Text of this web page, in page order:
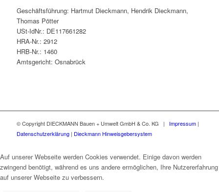
Geschäftsführung: Hartmut Dieckmann, Hendrik Dieckmann,
Thomas Pötter
USt-IdNr.: DE117661282
HRA-Nr.: 2912
HRB-Nr.: 1460
Amtsgericht: Osnabrück
© Copyright DIECKMANN Bauen + Umwelt GmbH & Co. KG | Impressum|
Datenschutzerklärung| Dieckmann Hinweisgebersystem
Auf unserer Webseite werden Cookies verwendet. Einige davon werden
zwingend benötigt, während es uns andere ermöglichen, Ihre Nutzererfahrung
auf unserer Webseite zu verbessern.